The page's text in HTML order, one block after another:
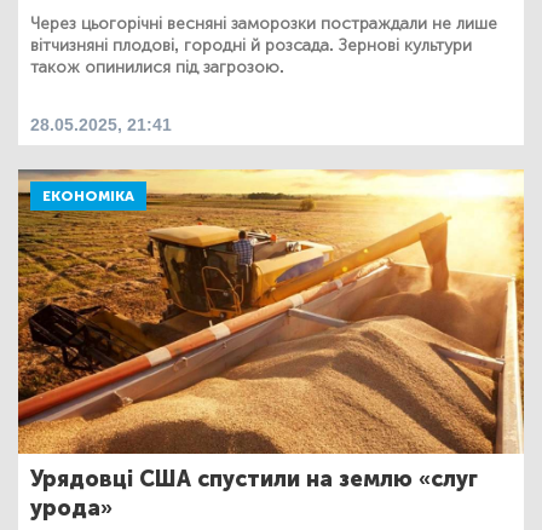
Через цьогорічні весняні заморозки постраждали не лише
вітчизняні плодові, городні й розсада. Зернові культури
також опинилися під загрозою.
28.05.2025, 21:41
ЕКОНОМІКА
Урядовці США спустили на землю «слуг
урода»